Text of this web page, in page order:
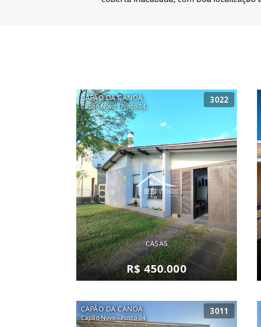
CAPÃO DA CANOA
Capão Novo - Posto 04
3022
CASAS
R$ 450.000
CAPÃO DA CANOA
Capão Novo - Posto 04
3011